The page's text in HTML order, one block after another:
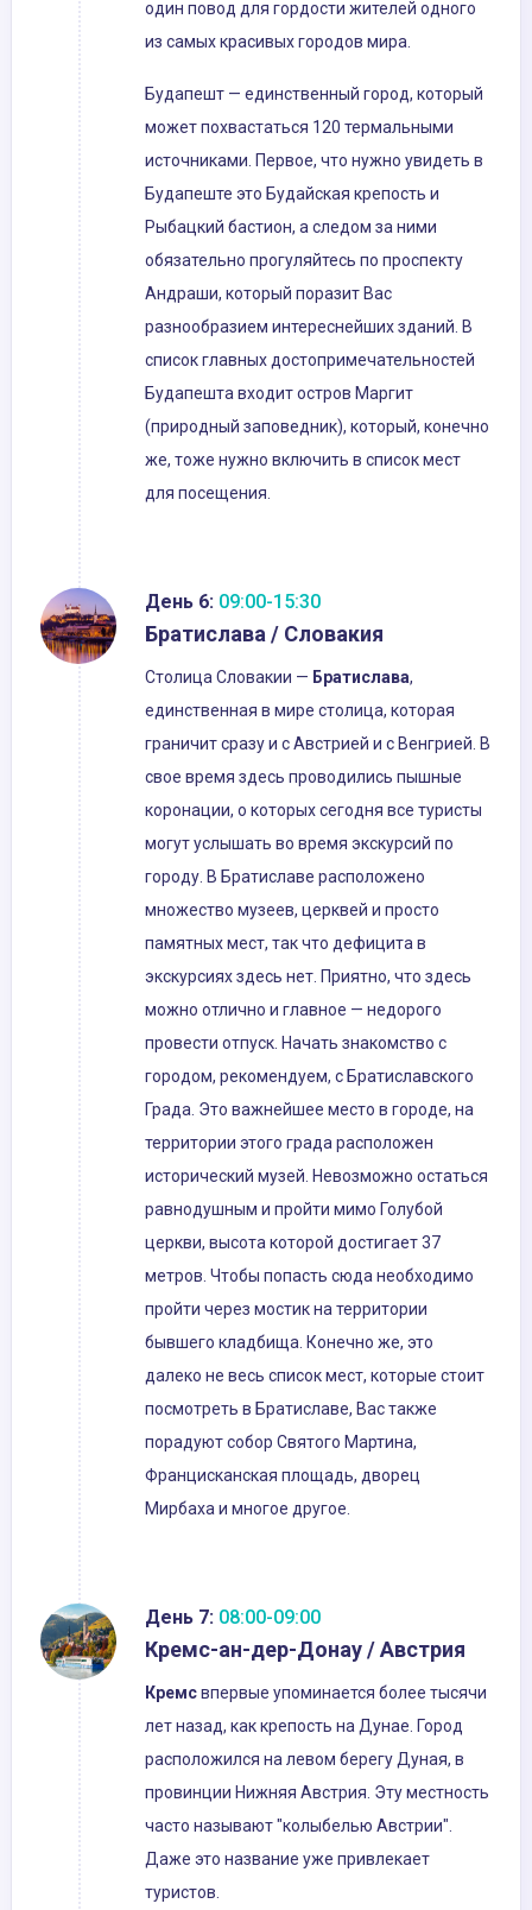
один повод для гордости жителей одного
из самых красивых городов мира.
Будапешт — единственный город, который
может похвастаться 120 термальными
источниками. Первое, что нужно увидеть в
Будапеште это Будайская крепость и
Рыбацкий бастион, а следом за ними
обязательно прогуляйтесь по проспекту
Андраши, который поразит Вас
разнообразием интереснейших зданий. В
список главных достопримечательностей
Будапешта входит остров Маргит
(природный заповедник), который, конечно
же, тоже нужно включить в список мест
для посещения.
День 6: 09:00-15:30
Братислава / Словакия
Столица Словакии — Братислава,
единственная в мире столица, которая
граничит сразу и с Австрией и с Венгрией. В
свое время здесь проводились пышные
коронации, о которых сегодня все туристы
могут услышать во время экскурсий по
городу. В Братиславе расположено
множество музеев, церквей и просто
памятных мест, так что дефицита в
экскурсиях здесь нет. Приятно, что здесь
можно отлично и главное — недорого
провести отпуск. Начать знакомство с
городом, рекомендуем, с Братиславского
Града. Это важнейшее место в городе, на
территории этого града расположен
исторический музей. Невозможно остаться
равнодушным и пройти мимо Голубой
церкви, высота которой достигает 37
метров. Чтобы попасть сюда необходимо
пройти через мостик на территории
бывшего кладбища. Конечно же, это
далеко не весь список мест, которые стоит
посмотреть в Братиславе, Вас также
порадуют собор Святого Мартина,
Францисканская площадь, дворец
Мирбаха и многое другое.
День 7: 08:00-09:00
Кремс-ан-дер-Донау / Австрия
Кремсвпервые упоминается более тысячи
лет назад, как крепость на Дунае. Город
расположился на левом берегу Дуная, в
провинции Нижняя Австрия. Эту местность
часто называют "колыбелью Австрии".
Даже это название уже привлекает
туристов.